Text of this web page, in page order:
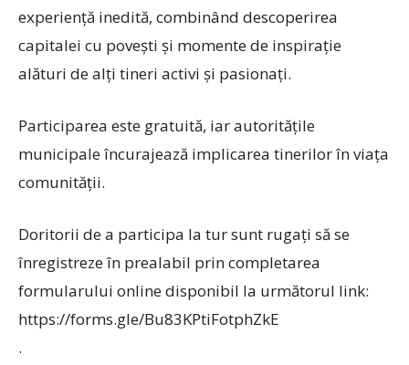
experiență inedită, combinând descoperirea
capitalei cu povești și momente de inspirație
alături de alți tineri activi și pasionați.
Participarea este gratuită, iar autoritățile
municipale încurajează implicarea tinerilor în viața
comunității.
Doritorii de a participa la tur sunt rugați să se
înregistreze în prealabil prin completarea
formularului online disponibil la următorul link:
https://forms.gle/Bu83KPtiFotphZkE
.